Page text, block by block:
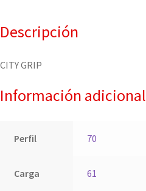
Descripción
CITY GRIP
Información adicional
Perfil 70
Carga 61